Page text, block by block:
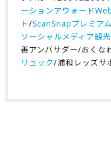
ーションアウォード
ト/ScanSnapプレミア
ソーシャルメディア観
善アンバサダー/おくな
リュック/浦和レッズサ